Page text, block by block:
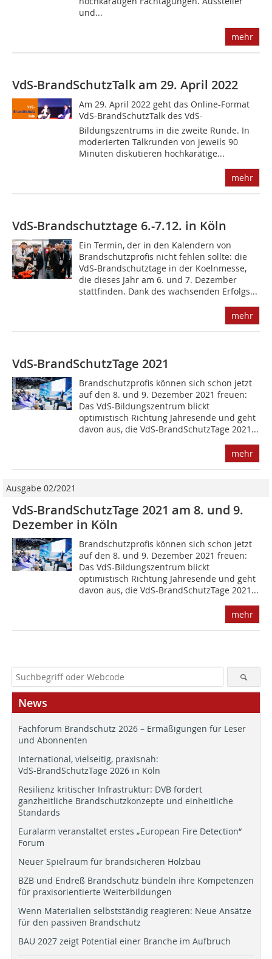
und...
mehr
VdS-BrandSchutzTalk am 29. April 2022
Am 29. April 2022 geht das Online-Format
VdS-BrandSchutzTalk des VdS-
Bildungszentrums in die zweite Runde. In
moderierten Talkrunden von jeweils 90
Minuten diskutieren hochkarätige...
mehr
VdS-Brandschutztage 6.-7.12. in Köln
Ein Termin, der in den Kalendern von
Brandschutzprofis nicht fehlen sollte: die
VdS-Brandschutztage in der Koelnmesse,
die dieses Jahr am 6. und 7. Dezember
stattfinden. Dank des wachsenden Erfolgs...
mehr
VdS-BrandSchutzTage 2021
Brandschutzprofis können sich schon jetzt
auf den 8. und 9. Dezember 2021 freuen:
Das VdS-Bildungszentrum blickt
optimistisch Richtung Jahresende und geht
davon aus, die VdS-BrandSchutzTage 2021...
mehr
Ausgabe 02/2021
VdS-BrandSchutzTage 2021 am 8. und 9.
Dezember in Köln
Brandschutzprofis können sich schon jetzt
auf den 8. und 9. Dezember 2021 freuen:
Das VdS-Bildungszentrum blickt
optimistisch Richtung Jahresende und geht
davon aus, die VdS-BrandSchutzTage 2021...
mehr
News
Fachforum Brandschutz 2026 – Ermäßigungen für Leser
und Abonnenten
International, vielseitig, praxisnah:
VdS-BrandSchutzTage 2026 in Köln
Resilienz kritischer Infrastruktur: DVB fordert
ganzheitliche Brandschutzkonzepte und einheitliche
Standards
Euralarm veranstaltet erstes „European Fire Detection“
Forum
Neuer Spielraum für brandsicheren Holzbau
BZB und Endreß Brandschutz bündeln ihre Kompetenzen
für praxisorientierte Weiterbildungen
Wenn Materialien selbstständig reagieren: Neue Ansätze
für den passiven Brandschutz
BAU 2027 zeigt Potential einer Branche im Aufbruch